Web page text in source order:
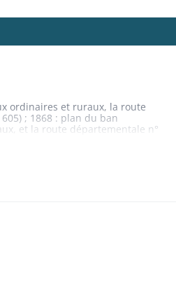
ordinaires et ruraux, la route
; 1868 : plan du ban
et la route départementale n°